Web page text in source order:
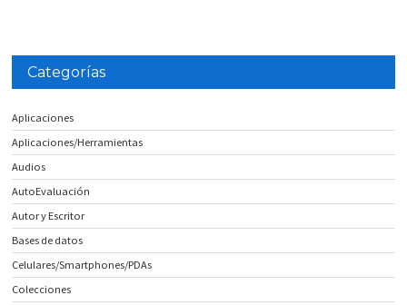
Categorías
Aplicaciones
Aplicaciones/Herramientas
Audios
AutoEvaluación
Autor y Escritor
Bases de datos
Celulares/Smartphones/PDAs
Colecciones